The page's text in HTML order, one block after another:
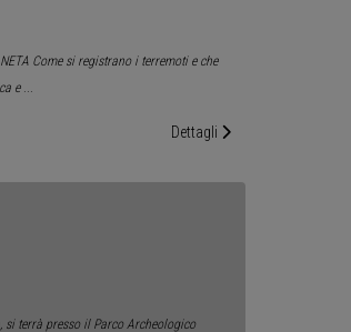
Come si registrano i terremoti e che
e...
Dettagli
si terrà presso il Parco Archeologico